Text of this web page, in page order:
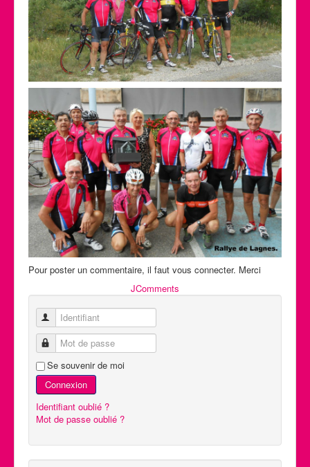
Pour poster un commentaire, il faut vous connecter. Merci
JComments
Identifiant
Mot de passe
Se souvenir de moi
Connexion
Identifiant oublié ?
Mot de passe oublié ?